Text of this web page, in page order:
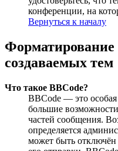
конференции, на
Вернуться к началу
создаваемых тем
Что такое BBCode?
BBCode — это
большие
частей сообщения.
определяется
может быть